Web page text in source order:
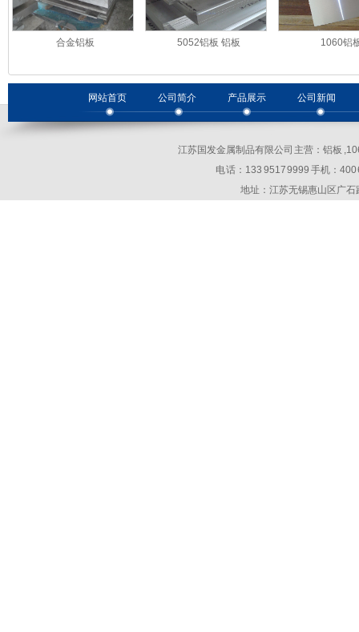
合金铝板 5052铝板 铝板 1060铝
网站首页 公司简介 产品展示 公司新闻
江苏国发金属制品有限公司 主营：铝板
电 话：133 9517 9999 手机：
地址：江苏无锡惠山区广